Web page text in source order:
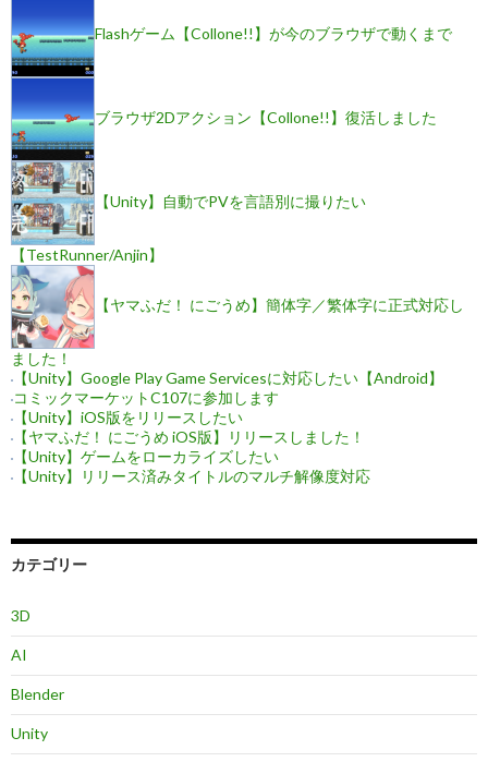
シ
ョ
ン
Flashゲーム【Collone!!】が今のブラウザで動くまで
ブラウザ2Dアクション【Collone!!】復活しました
【Unity】自動でPVを言語別に撮りたい
【TestRunner/Anjin】
【ヤマふだ！ にごうめ】簡体字／繁体字に正式対応し
ました！
【Unity】Google Play Game Servicesに対応したい【Android】
コミックマーケットC107に参加します
【Unity】iOS版をリリースしたい
【ヤマふだ！ にごうめ iOS版】リリースしました！
【Unity】ゲームをローカライズしたい
【Unity】リリース済みタイトルのマルチ解像度対応
カテゴリー
3D
AI
Blender
Unity